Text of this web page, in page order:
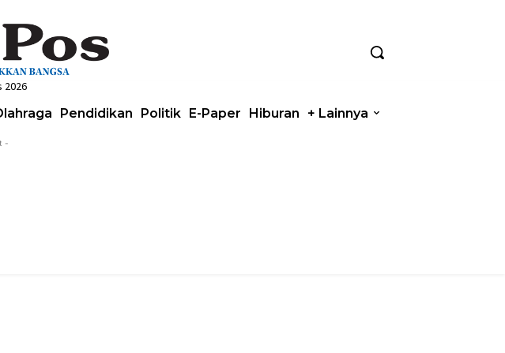
2026
Pendidikan Politik E-Paper Hiburan + Lainnya
-